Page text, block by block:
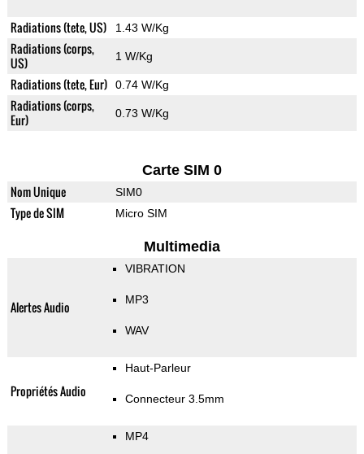
Radiations (tete, US) 1.43 W/Kg
Radiations (corps,
US)
1 W/Kg
Radiations (tete, Eur) 0.74 W/Kg
Radiations (corps,
Eur)
0.73 W/Kg
Carte SIM 0
Nom Unique SIM0
Type de SIM Micro SIM
Multimedia
Alertes Audio
VIBRATION
MP3
WAV
Propriétés Audio
Haut-Parleur
Connecteur 3.5mm
MP4